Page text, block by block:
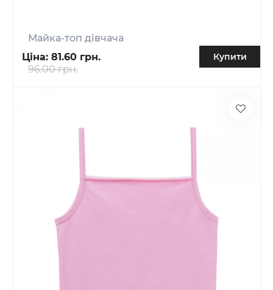
Майка-топ дівчача
Ціна: 81.60 грн.
96.00 грн.
Купити